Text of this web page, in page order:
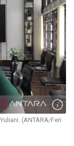
(ANTARA/Feri